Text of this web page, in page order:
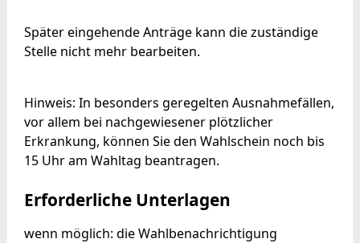
Später eingehende Anträge kann die zuständige
Stelle nicht mehr bearbeiten.
Hinweis: In besonders geregelten Ausnahmefällen,
vor allem bei nachgewiesener plötzlicher
Erkrankung, können Sie den Wahlschein noch bis
15 Uhr am Wahltag beantragen.
Erforderliche Unterlagen
wenn möglich: die Wahlbenachrichtigung